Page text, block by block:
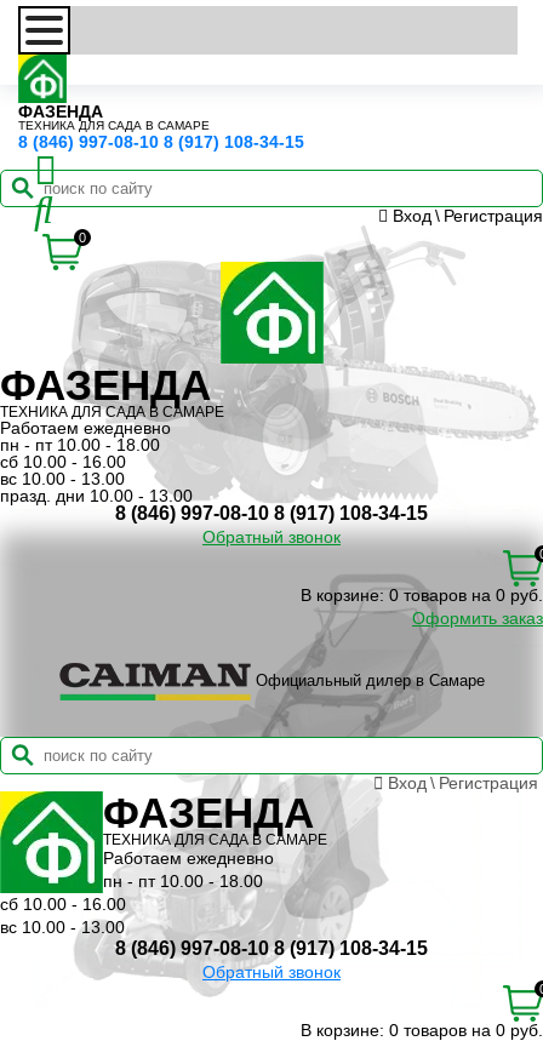
ФАЗЕНДА
ТЕХНИКА ДЛЯ САДА В САМАРЕ
8 (846) 997-08-10 8 (917) 108-34-15
0
Вход \ Регистрация
ФАЗЕНДА
ТЕХНИКА ДЛЯ САДА В САМАРЕ
Работаем ежедневно
пн - пт 10.00 - 18.00
сб 10.00 - 16.00
вс 10.00 - 13.00
празд. дни 10.00 - 13.00
8 (846) 997-08-10 8 (917) 108-34-15
Обратный звонок
В корзине: 0 товаров на 0 руб.
Оформить заказ
Официальный дилер в Самаре
Вход \ Регистрация
ФАЗЕНДА
ТЕХНИКА ДЛЯ САДА В САМАРЕ
Работаем ежедневно
пн - пт 10.00 - 18.00
сб 10.00 - 16.00
вс 10.00 - 13.00
8 (846) 997-08-10 8 (917) 108-34-15
Обратный звонок
В корзине: 0 товаров на 0 руб.